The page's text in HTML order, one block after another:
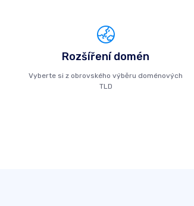
Rozšíření domén
Vyberte si z obrovského výběru doménových
TLD